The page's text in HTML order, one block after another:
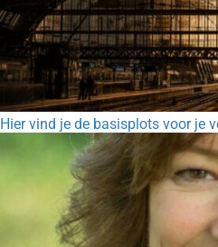
Hier vind je de basisplots voor je